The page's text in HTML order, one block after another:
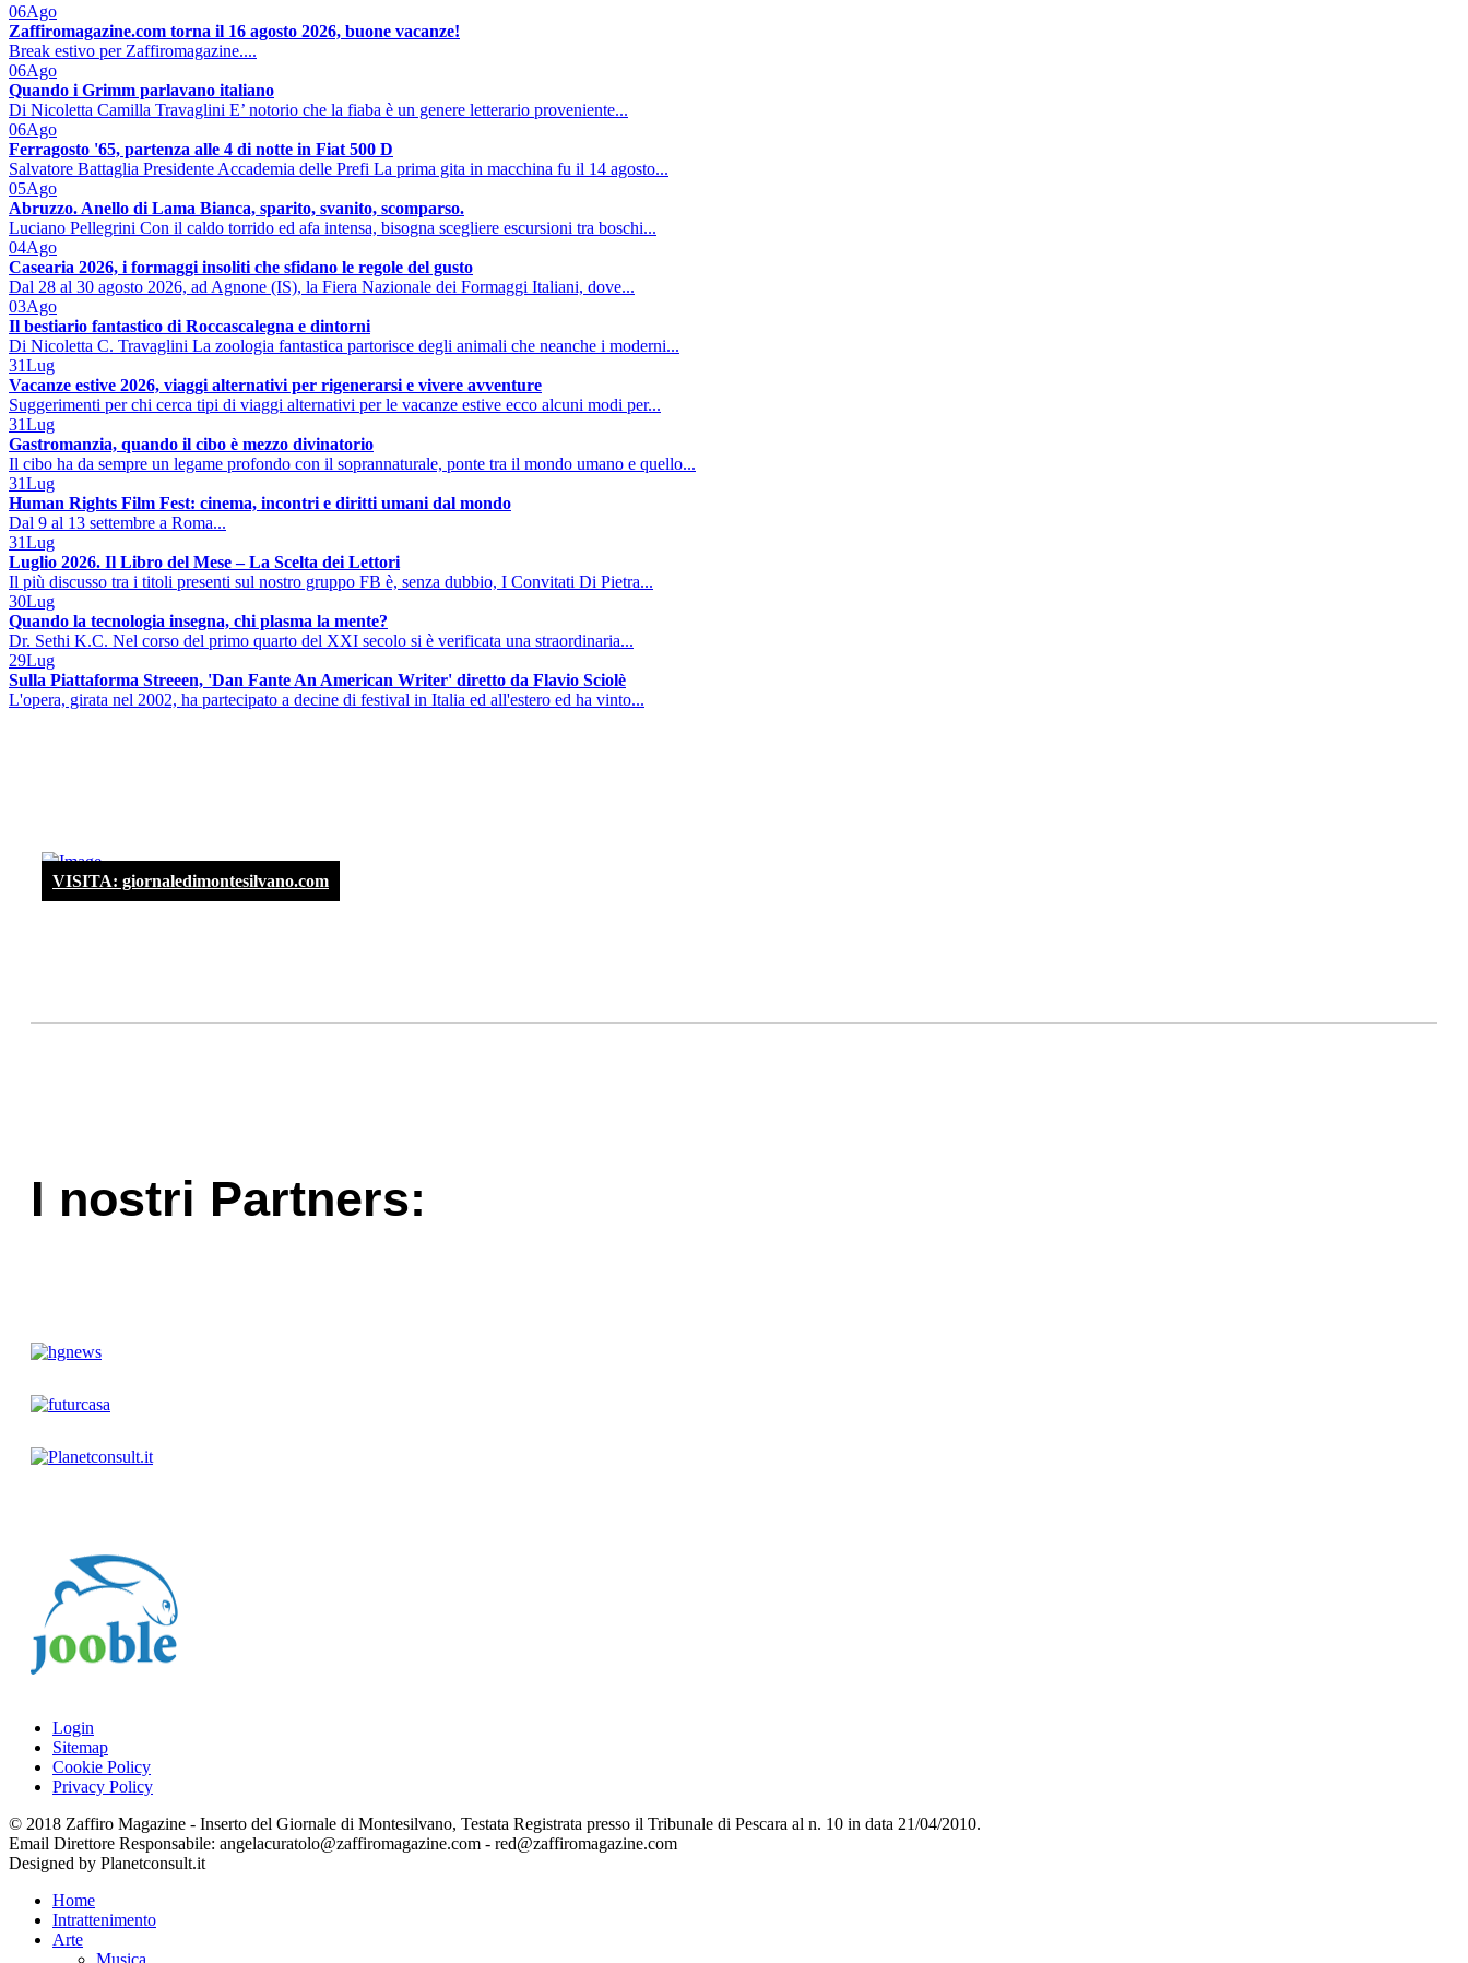
06Ago
Zaffiromagazine.com torna il 16 agosto 2026, buone vacanze!
Break estivo per Zaffiromagazine....
06Ago
Quando i Grimm parlavano italiano
Di Nicoletta Camilla Travaglini E’ notorio che la fiaba è un genere letterario proveniente...
06Ago
Ferragosto '65, partenza alle 4 di notte in Fiat 500 D
Salvatore Battaglia Presidente Accademia delle Prefi La prima gita in macchina fu il 14 agosto...
05Ago
Abruzzo. Anello di Lama Bianca, sparito, svanito, scomparso.
Luciano Pellegrini Con il caldo torrido ed afa intensa, bisogna scegliere escursioni tra boschi...
04Ago
Casearia 2026, i formaggi insoliti che sfidano le regole del gusto
Dal 28 al 30 agosto 2026, ad Agnone (IS), la Fiera Nazionale dei Formaggi Italiani, dove...
03Ago
Il bestiario fantastico di Roccascalegna e dintorni
Di Nicoletta C. Travaglini La zoologia fantastica partorisce degli animali che neanche i moderni...
31Lug
Vacanze estive 2026, viaggi alternativi per rigenerarsi e vivere avventure
Suggerimenti per chi cerca tipi di viaggi alternativi per le vacanze estive ecco alcuni modi per...
31Lug
Gastromanzia, quando il cibo è mezzo divinatorio
Il cibo ha da sempre un legame profondo con il soprannaturale, ponte tra il mondo umano e quello...
31Lug
Human Rights Film Fest: cinema, incontri e diritti umani dal mondo
Dal 9 al 13 settembre a Roma...
31Lug
Luglio 2026. Il Libro del Mese – La Scelta dei Lettori
Il più discusso tra i titoli presenti sul nostro gruppo FB è, senza dubbio, I Convitati Di Pietra...
30Lug
Quando la tecnologia insegna, chi plasma la mente?
Dr. Sethi K.C. Nel corso del primo quarto del XXI secolo si è verificata una straordinaria...
29Lug
Sulla Piattaforma Streeen, 'Dan Fante An American Writer' diretto da Flavio Sciolè
L'opera, girata nel 2002, ha partecipato a decine di festival in Italia ed all'estero ed ha vinto...
VISITA: giornaledimontesilvano.com
I nostri Partners:
Login
Sitemap
Cookie Policy
Privacy Policy
© 2018 Zaffiro Magazine - Inserto del Giornale di Montesilvano, Testata Registrata presso il Tribunale di Pescara al n. 10 in data 21/04/2010.
Email Direttore Responsabile: angelacuratolo@zaffiromagazine.com - red@zaffiromagazine.com
Designed by Planetconsult.it
Home
Intrattenimento
Arte
Musica